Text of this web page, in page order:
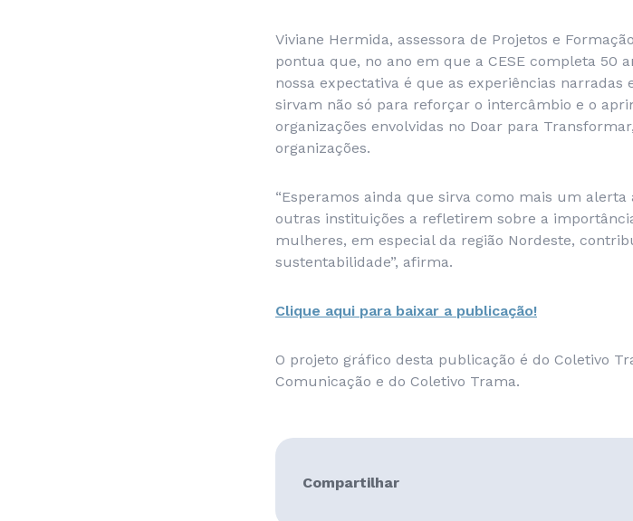
Viviane Hermida, assessora de Projetos e
pontua que, no ano em que a CESE completa 50
nossa expectativa é que as experiências narradas
sirvam não só para reforçar o intercâmbio e o
organizações envolvidas no Doar para
organizações.
“Esperamos ainda que sirva como mais um alerta
outras instituições a refletirem sobre a
mulheres, em especial da região Nordeste,
sustentabilidade”, afirma.
Clique aqui para baixar a publicação!
O projeto gráfico desta publicação é do Coletivo
Comunicação e do Coletivo Trama.
Compartilhar